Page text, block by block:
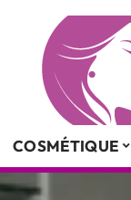
COSMÉTIQUE